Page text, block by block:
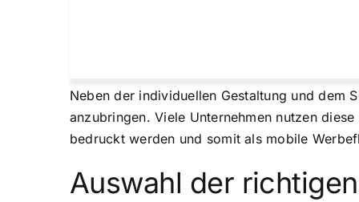
Neben der individuellen Gestaltung und dem
anzubringen. Viele Unternehmen nutzen
bedruckt werden und somit als mobile
Auswahl der